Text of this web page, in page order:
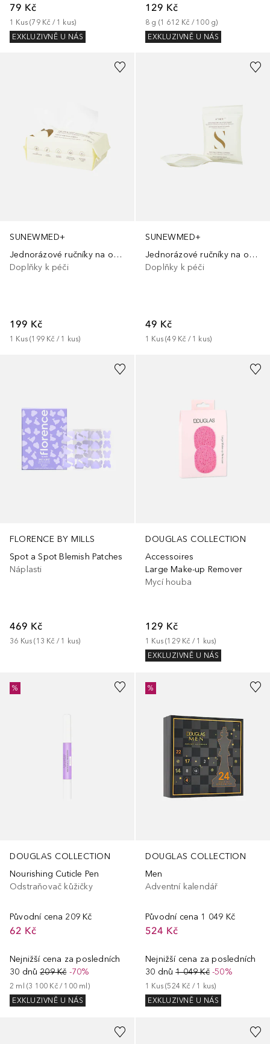
79 Kč
1 Kus (79 Kč / 1 kus)
EXKLUZIVNĚ U NÁS
129 Kč
8 g (1 612 Kč / 100 g)
EXKLUZIVNĚ U NÁS
SUNEWMED+
Jednorázové ručníky na obličej – 60 ks – z vláken akácie a borovice
Doplňky k péči
199 Kč
1 Kus (199 Kč / 1 kus)
SUNEWMED+
Jednorázové ručníky na obličej – 10 ks – z vláken akácie a borovice
Doplňky k péči
49 Kč
1 Kus (49 Kč / 1 kus)
FLORENCE BY MILLS
Spot a Spot Blemish Patches
Náplasti
469 Kč
36 Kus (13 Kč / 1 kus)
DOUGLAS COLLECTION
Accessoires
Large Make-up Remover
Mycí houba
129 Kč
1 Kus (129 Kč / 1 kus)
EXKLUZIVNĚ U NÁS
DOUGLAS COLLECTION
Nourishing Cuticle Pen
Odstraňovač kůžičky
Původní cena 209 Kč
62 Kč
Nejnižší cena za posledních
30 dnů 209 Kč-70%
2 ml (3 100 Kč / 100 ml )
EXKLUZIVNĚ U NÁS
%
DOUGLAS COLLECTION
Men
Adventní kalendář
Původní cena 1 049 Kč
524 Kč
Nejnižší cena za posledních
30 dnů 1 049 Kč-50%
1 Kus (524 Kč / 1 kus)
EXKLUZIVNĚ U NÁS
%